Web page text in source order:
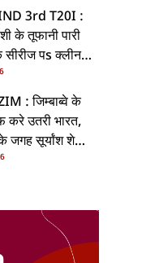
3rd T20I :
के तूफानी पारी
पs क्लीन
35 रन से
: जिम्बाब्वे के
करे उतरी भारत,
जगह सूर्यांश शेडगे
मवका